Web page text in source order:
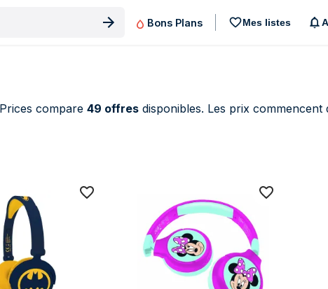
Bons Plans Mes listes
compare 49 offres disponibles. Les prix commencent
(49 produits)